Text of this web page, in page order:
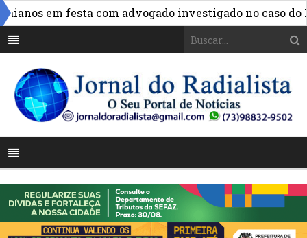
em festa com advogado investigado no caso do INSS